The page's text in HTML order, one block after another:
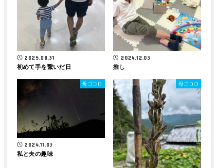
2025.08.31
初めて手を繋いだ日
2024.12.03
推し
母ゴコロ
2024.11.03
私と夫の趣味
母ゴコロ